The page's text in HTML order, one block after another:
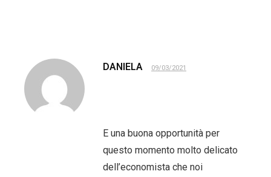
DANIELA 09/03/2021
E una buona opportunità per
questo momento molto delicato
dell’economista che noi